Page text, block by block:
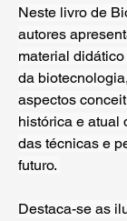
Neste livro de
autores
material
da
aspectos
histórica e atual
das técnicas e
futuro.
Destaca-se as